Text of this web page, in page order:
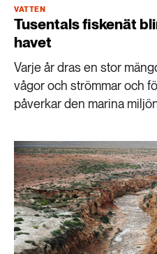
VATTEN
Tusentals fiskenät
havet
Varje år dras en stor
vågor och strömmar och
påverkar den marina
det går att minska